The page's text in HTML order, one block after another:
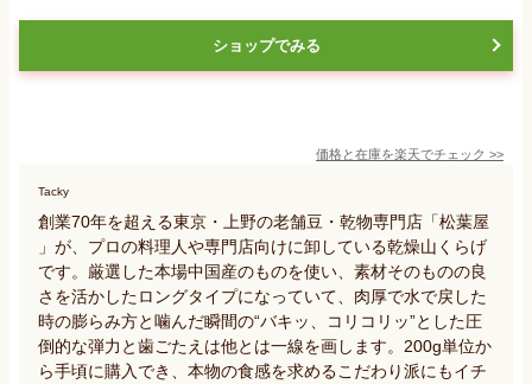
ショップでみる
価格と在庫を楽天でチェック >>
Tacky
創業70年を超える東京・上野の老舗豆・乾物専門店「松葉屋
」が、プロの料理人や専門店向けに卸している乾燥山くらげ
です。厳選した本場中国産のものを使い、素材そのものの良
さを活かしたロングタイプになっていて、肉厚で水で戻した
時の膨らみ方と噛んだ瞬間の“バキッ、コリコリッ”とした圧
倒的な弾力と歯ごたえは他とは一線を画します。200g単位か
ら手頃に購入でき、本物の食感を求めるこだわり派にもイチ